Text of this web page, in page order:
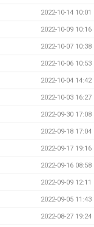
2022-10-14 10:01
2022-10-09 10:16
2022-10-07 10:38
2022-10-06 10:53
2022-10-04 14:42
2022-10-03 16:27
2022-09-30 17:08
2022-09-18 17:04
2022-09-17 19:16
2022-09-16 08:58
2022-09-09 12:11
2022-09-05 11:43
2022-08-27 19:24